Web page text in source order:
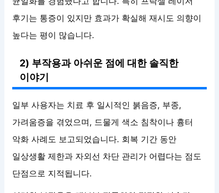
후기는 통증이 있지만 효과가 확실해 재시도 의향이
높다는 평이 많습니다.
2) 부작용과 아쉬운 점에 대한 솔직한
이야기
일부 사용자는 치료 후 일시적인 붉음증, 부종,
가려움증을 겪었으며, 드물게 색소 침착이나 흉터
악화 사례도 보고되었습니다. 회복 기간 동안
일상생활 제한과 자외선 차단 관리가 어렵다는 점도
단점으로 지적됩니다.